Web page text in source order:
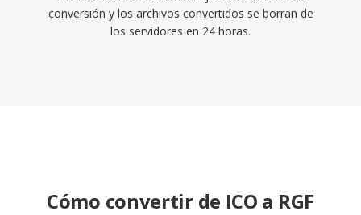
conversión y los archivos convertidos se borran de
los servidores en 24 horas.
Cómo convertir de ICO a RGF